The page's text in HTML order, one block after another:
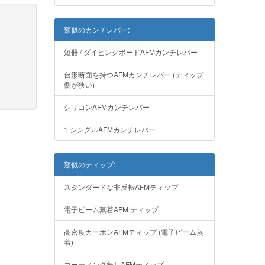
類似のカンチレバー:
短冊 / ダイビングボードAFMカンチレバー
台形断面を持つAFMカンチレバー (ティップ
側が狭い)
シリコンAFMカンチレバー
1 シングルAFMカンチレバー
類似のティップ:
スタンダードな非反転AFMティップ
電子ビーム蒸着AFM ティップ
高密度カーボンAFMティップ (電子ビーム蒸
着)